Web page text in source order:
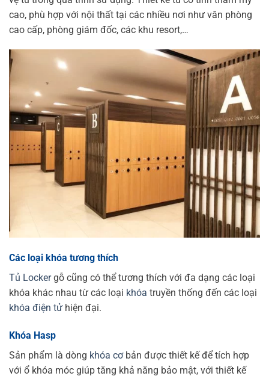
cao, phù hợp với nội thất tại các nhiều nơi như văn phòng
cao cấp, phòng giám đốc, các khu resort,…
Các loại khóa tương thích
Tủ Lockergỗ cũng có thể tương thích với đa dạng các loại
khóa khác nhau từ các loại khóa truyền thống đến các loại
khóa điện tử hiện đại.
Khóa Hasp
Sản phẩm là dòng khóa cơbản được thiết kế để tích hợp
với ổ khóa móc giúp tăng khả năng bảo mật, với thiết kế